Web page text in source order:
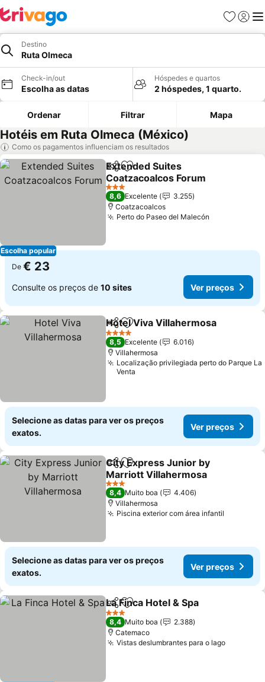
Favoritos
Iniciar
Destino
Ruta Olmeca
Check-in/out
Escolha as datas
Hóspedes e quartos
2 hóspedes, 1 quarto.
Ordenar Filtrar Mapa
Hotéis em Ruta Olmeca (México)
Como os pagamentos influenciam os resultados
Escolha popular
PartilharAdicionar aos favoritos
Extended Suites
Coatzacoalcos Forum
Ver preços
3 Estrelas
8,6 Excelente
3.255
Coatzacoalcos
Perto do Paseo del Malecón
De € 23
Consulte os preços de 10 sites Ver preços
PartilharAdicionar aos favoritos
Hotel Viva Villahermosa
4 Estrelas
8,5 Excelente
6.016
Villahermosa
Localização privilegiada perto do Parque La
Venta
Selecione as datas para ver os preços
exatos.
Ver preços
PartilharAdicionar aos favoritos
City Express Junior by
Marriott Villahermosa
Ver preços
3 Estrelas
8,4 Muito boa
4.406
Villahermosa
Piscina exterior com área infantil
Selecione as datas para ver os preços
exatos.
Ver preços
PartilharAdicionar aos favoritos
La Finca Hotel & Spa
3 Estrelas
8,4 Muito boa
2.388
Catemaco
Vistas deslumbrantes para o lagoVer